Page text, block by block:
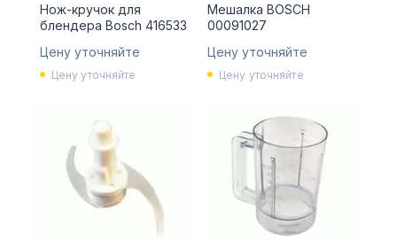
Нож-кручок для
блендера Bosch 416533
Цену уточняйте
Цену уточняйте
Мешалка BOSCH
00091027
Цену уточняйте
Цену уточняйте